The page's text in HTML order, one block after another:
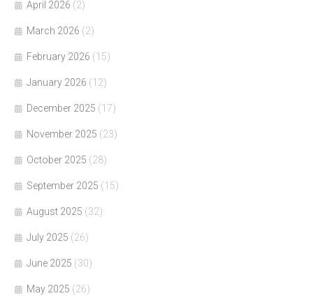
April 2026 (2)
March 2026 (2)
February 2026 (15)
January 2026 (12)
December 2025 (17)
November 2025 (23)
October 2025 (28)
September 2025 (15)
August 2025 (32)
July 2025 (26)
June 2025 (30)
May 2025 (26)